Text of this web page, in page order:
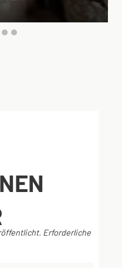
Erforderliche